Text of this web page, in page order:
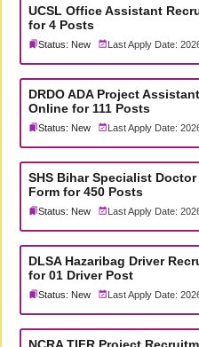
UCSL Office Assistant
for 4 Posts
Status: New Last Apply Date:
DRDO ADA Project
Online for 111 Posts
Status: New Last Apply Date:
SHS Bihar Specialist
Form for 450 Posts
Status: New Last Apply Date:
DLSA Hazaribag Driver
for 01 Driver Post
Status: New Last Apply Date: